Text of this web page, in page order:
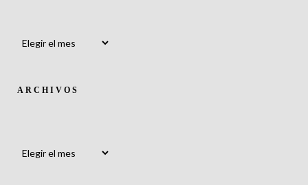
ARCHIVOS